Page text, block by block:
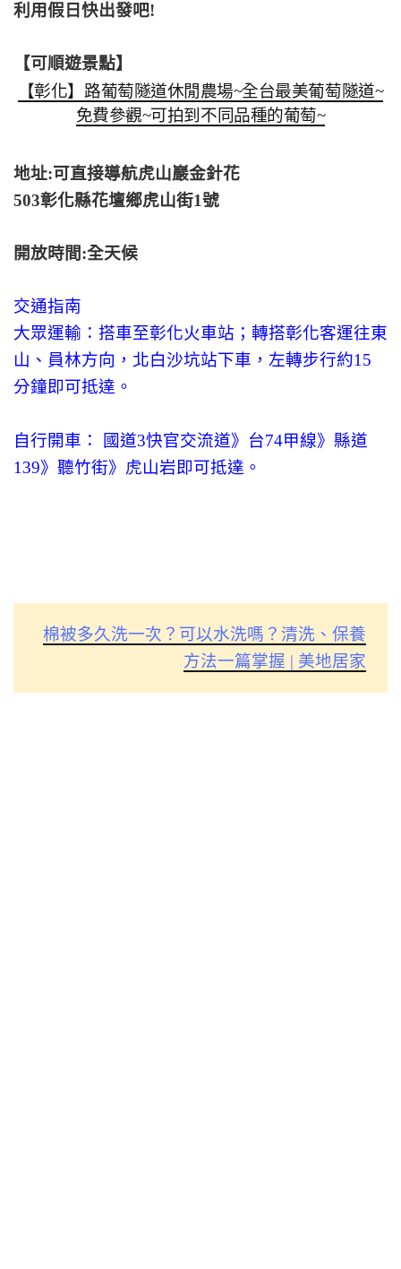
利用假日快出發吧!
【可順遊景點】
【彰化】路葡萄隧道休閒農場~全台最美葡萄隧道~
免費參觀~可拍到不同品種的葡萄~
地址:可直接導航虎山巖金針花
503彰化縣花壇鄉虎山街1號
開放時間:全天候
交通指南
大眾運輸：搭車至彰化火車站；轉搭彰化客運往東
山、員林方向，北白沙坑站下車，左轉步行約15
分鐘即可抵達。
自行開車： 國道3快官交流道》台74甲線》縣道
139》聽竹街》虎山岩即可抵達。
棉被多久洗一次？可以水洗嗎？清洗、保養
方法一篇掌握 | 美地居家